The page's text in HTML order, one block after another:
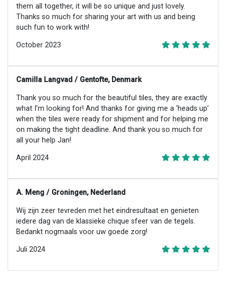
them all together, it will be so unique and just lovely.
Thanks so much for sharing your art with us and being
such fun to work with!
October 2023
Camilla Langvad / Gentofte, Denmark
Thank you so much for the beautiful tiles, they are exactly
what I’m looking for! And thanks for giving me a ‘heads up’
when the tiles were ready for shipment and for helping me
on making the tight deadline. And thank you so much for
all your help Jan!
April 2024
A. Meng / Groningen, Nederland
Wij zijn zeer tevreden met het eindresultaat en genieten
iedere dag van de klassieke chique sfeer van de tegels.
Bedankt nogmaals voor uw goede zorg!
Juli 2024